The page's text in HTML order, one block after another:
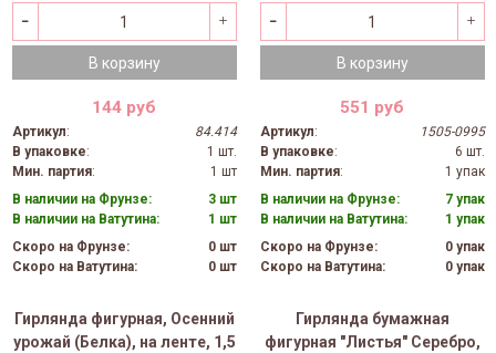
В корзину
144 руб
Артикул:
84.414
В упаковке:
1 шт.
Мин. партия:
1 шт
В наличии на Фрунзе:
3 шт
В наличии на Ватутина:
1 шт
Скоро на Фрунзе:
0 шт
Скоро на Ватутина:
0 шт
В корзину
551 руб
Артикул:
1505-0995
В упаковке:
6 шт.
Мин. партия:
1 упак
В наличии на Фрунзе:
7 упак
В наличии на Ватутина:
1 упак
Скоро на Фрунзе:
0 упак
Скоро на Ватутина:
0 упак
Гирлянда фигурная, Осенний
урожай (Белка), на ленте, 1,5
Гирлянда бумажная
фигурная "Листья" Серебро,